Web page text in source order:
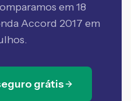
em 18
Accord 2017 em
.
grátis